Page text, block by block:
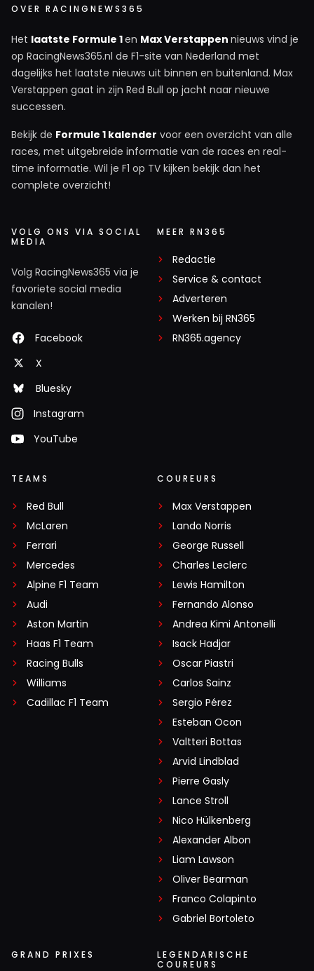
Dolf Schelvis
9 juli 09:42
Max zal toch zelf wel weten wat hij moet doen? Wie zijn
wij?
Meepraten? Dat kan! Je hoeft je alleen maar aan te
melden met een RN365-account.
OVER RACINGNEWS365
Het laatste Formule 1en Max Verstappen nieuws vind je
op RacingNews365.nl de F1-site van Nederland met
dagelijks het laatste nieuws uit binnen en buitenland. Max
Verstappen gaat in zijn Red Bull op jacht naar nieuwe
successen.
Bekijk de Formule 1 kalender voor een overzicht van alle
races, met uitgebreide informatie van de races en real-
time informatie. Wil je F1 op TV kijken bekijk dan het
complete overzicht!
VOLG ONS VIA SOCIAL
MEDIA
Volg RacingNews365 via je
favoriete social media
kanalen!
Facebook
X
Bluesky
Instagram
YouTube
MEER RN365
Redactie
Service & contact
Adverteren
Werken bij RN365
RN365.agency
TEAMS
Red Bull
McLaren
Ferrari
Mercedes
Alpine F1 Team
Audi
Aston Martin
Haas F1 Team
Racing Bulls
Williams
Cadillac F1 Team
COUREURS
Max Verstappen
Lando Norris
George Russell
Charles Leclerc
Lewis Hamilton
Fernando Alonso
Andrea Kimi Antonelli
Isack Hadjar
Oscar Piastri
Carlos Sainz
Sergio Pérez
Esteban Ocon
Valtteri Bottas
Arvid Lindblad
Pierre Gasly
Lance Stroll
Nico Hülkenberg
Alexander Albon
Liam Lawson
Oliver Bearman
Franco Colapinto
Gabriel Bortoleto
GRAND PRIXES
LEGENDARISCHE
COUREURS